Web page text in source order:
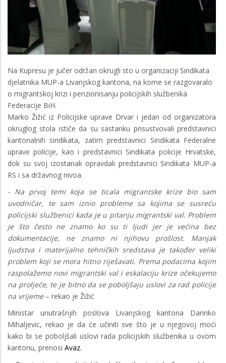
Na Kupresu je jučer održan okrugli sto u organizaciji Sindikata
djelatnika MUP-a Livanjskog kantona, na kome se razgovaralo
o migrantskoj krizi i penzionisanju policijskih službenika
Federacije BiH.
Marko Žižić iz Policijske uprave Drvar i jedan od organizatora
okruglog stola ističe da su sastanku prisustvovali predstavnici
kantonalnih sindikata, zatim predstavnici Sindikata Federalne
uprave policije, kao i predstavnici Sindikata policije Hrvatske,
dok su svoj izostanak opravdali predstavnici Sindikata MUP-a
RS i sa državnog nivoa.
- Na prvoj temi koja se ticala migrantske krize bio sam
uvodničar, te sam iznio probleme sa kojima se susreću
policijski službenici kada je u pitanju migrantski val. Problem
je što često ne znamo ko su ti ljudi jer je većina bez
dokumentacije, ne znamo ni njihovu prošlost. Manjak
ljudstva i materijalno tehničkih sredstava je također veliki
problem koji se mora hitno riješavati. Prema podacima kojim
raspolažemo novi migrantski val i eskalaciju krize očekujemo
na proljeće, te je bitno da se poboljšaju uslovi za rad policije
na vrijeme – rekao je Žižić
Ministar unutrašnjih poslova Livanjskog kantona Darinko
Mihaljevic, rekao je da će učiniti sve što je u njegovoj moći
kako bi se poboljšali uslovi rada policijskih službenika u ovom
kantonu, prenosi Avaz.